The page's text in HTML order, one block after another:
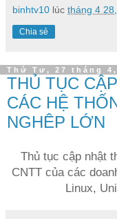
binhtv10 lúc tháng 4
Chia sẻ
Thứ Tư, 27 tháng 4,
THỦ TỤC
CÁC HỆ
NGHÊP LỚN
Thủ tục cập nhật
CNTT của các
Linux,